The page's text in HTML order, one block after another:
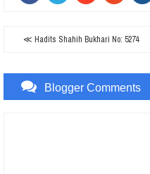
≪ Hadits Shahih Bukhari No: 5274
Blogger Comments